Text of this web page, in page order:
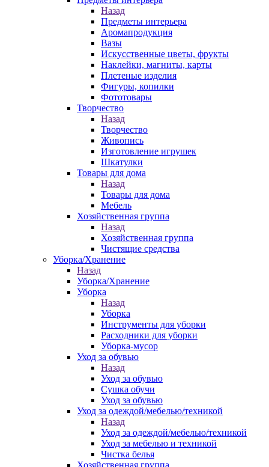
Назад
Предметы интерьера
Аромапродукция
Вазы
Искусственные цветы, фрукты
Наклейки, магниты, карты
Плетеные изделия
Фигуры, копилки
Фототовары
Творчество
Назад
Творчество
Живопись
Изготовление игрушек
Шкатулки
Товары для дома
Назад
Товары для дома
Мебель
Хозяйственная группа
Назад
Хозяйственная группа
Чистящие средства
Уборка/Хранение
Назад
Уборка/Хранение
Уборка
Назад
Уборка
Инструменты для уборки
Расходники для уборки
Уборка-мусор
Уход за обувью
Назад
Уход за обувью
Сушка обучи
Уход за обувью
Уход за одеждой/мебелью/техникой
Назад
Уход за одеждой/мебелью/техникой
Уход за мебелью и техникой
Чистка белья
Хозяйственная группа